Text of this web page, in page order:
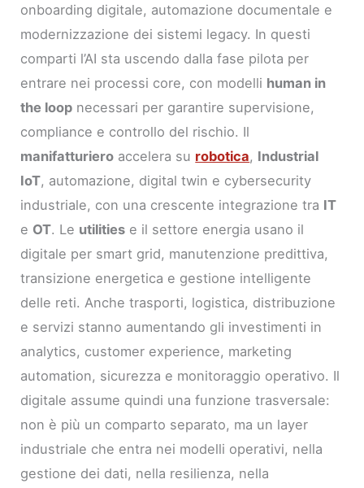
onboarding digitale, automazione documentale e
modernizzazione dei sistemi legacy. In questi
comparti l’AI sta uscendo dalla fase pilota per
entrare nei processi core, con modelli human in
the loop necessari per garantire supervisione,
compliance e controllo del rischio. Il
manifatturiero accelera su robotica, Industrial
IoT, automazione, digital twin e cybersecurity
industriale, con una crescente integrazione tra IT
e OT. Le utilities e il settore energia usano il
digitale per smart grid, manutenzione predittiva,
transizione energetica e gestione intelligente
delle reti. Anche trasporti, logistica, distribuzione
e servizi stanno aumentando gli investimenti in
analytics, customer experience, marketing
automation, sicurezza e monitoraggio operativo. Il
digitale assume quindi una funzione trasversale:
non è più un comparto separato, ma un layer
industriale che entra nei modelli operativi, nella
gestione dei dati, nella resilienza, nella